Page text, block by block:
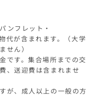
ンフレット・
が含まれます。（大学
せん）
です。集合場所までの交
、送迎費は含まれませ
が、成人以上の一般の方